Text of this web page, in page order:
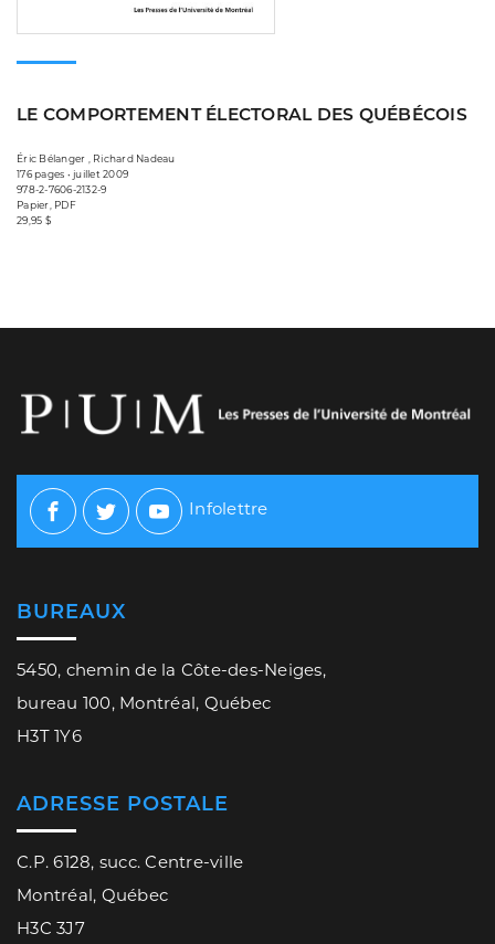
LE COMPORTEMENT ÉLECTORAL DES QUÉBÉCOIS
Éric Bélanger , Richard Nadeau
176 pages • juillet 2009
978-2-7606-2132-9
Papier, PDF
29,95 $
Facebook
TwitterYoutube
Infolettre
BUREAUX
5450, chemin de la Côte-des-Neiges,
bureau 100, Montréal, Québec
H3T 1Y6
ADRESSE POSTALE
C.P. 6128, succ. Centre-ville
Montréal, Québec
H3C 3J7